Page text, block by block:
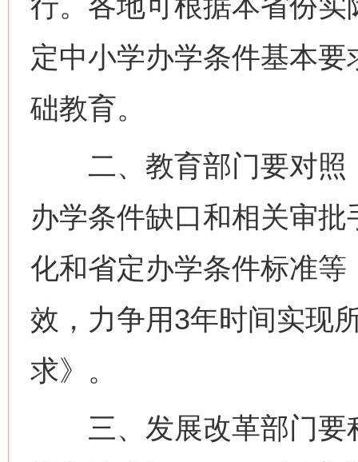
定中小学办学条件基本
础教育。
二、教育部门要对照
办学条件缺口和相关审
化和省定办学条件标准
效，力争用3年时间实现
求》。
三、发展改革部门要